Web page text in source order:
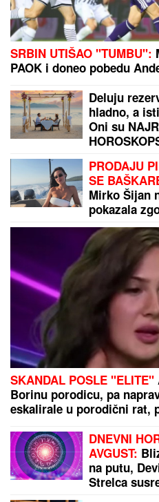
IMALA JE 47 SINOVA I
zbog čega je Esma
dečake, pred smrt donela
"OLOŠI
udarila na
uključio u
skandal,
Asminov
Velika
odluku: